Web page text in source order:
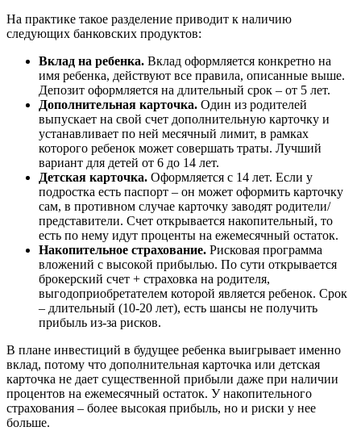
На практике такое разделение приводит к наличию
следующих банковских продуктов:
Вклад на ребенка. Вклад оформляется конкретно на
имя ребенка, действуют все правила, описанные выше.
Депозит оформляется на длительный срок – от 5 лет.
Дополнительная карточка. Один из родителей
выпускает на свой счет дополнительную карточку и
устанавливает по ней месячный лимит, в рамках
которого ребенок может совершать траты. Лучший
вариант для детей от 6 до 14 лет.
Детская карточка. Оформляется с 14 лет. Если у
подростка есть паспорт – он может оформить карточку
сам, в противном случае карточку заводят родители/
представители. Счет открывается накопительный, то
есть по нему идут проценты на ежемесячный остаток.
Накопительное страхование. Рисковая программа
вложений с высокой прибылью. По сути открывается
брокерский счет + страховка на родителя,
выгодоприобретателем которой является ребенок. Срок
– длительный (10-20 лет), есть шансы не получить
прибыль из-за рисков.
В плане инвестиций в будущее ребенка выигрывает именно
вклад, потому что дополнительная карточка или детская
карточка не дает существенной прибыли даже при наличии
процентов на ежемесячный остаток. У накопительного
страхования – более высокая прибыль, но и риски у нее
больше.